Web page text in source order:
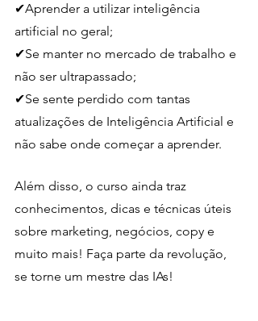
✔Aprender a utilizar inteligência
artificial no geral;
✔Se manter no mercado de trabalho e
não ser ultrapassado;
✔Se sente perdido com tantas
atualizações de Inteligência Artificial e
não sabe onde começar a aprender.
Além disso, o curso ainda traz
conhecimentos, dicas e técnicas úteis
sobre marketing, negócios, copy e
muito mais! Faça parte da revolução,
se torne um mestre das IAs!